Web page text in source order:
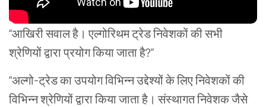
“आखिरी सवाल है। एल्गोरिथम ट्रेड निवेशकों की सभी
श्रेणियों द्वारा प्रयोग किया जाता है?”
“अल्गो-ट्रेड का उपयोग विभिन्न उद्देश्यों के लिए निवेशकों की
विभिन्न श्रेणियों द्वारा किया जाता है। संस्थागत निवेशक जैसे